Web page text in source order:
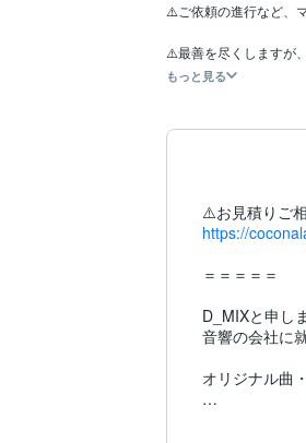
⚠️ご依頼の進行など、
⚠️最善を尽くしますが
もっと見る
https://
＝＝＝＝＝
D_MIXと申し
音響の会社に
オリジナル曲